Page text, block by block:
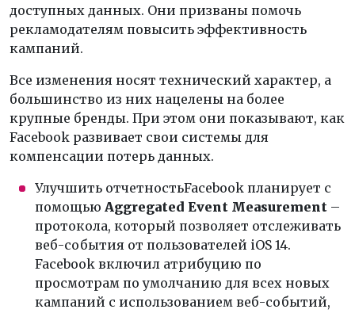
доступных данных. Они призваны помочь
рекламодателям повысить эффективность
кампаний.
Все изменения носят технический характер, а
большинство из них нацелены на более
крупные бренды. При этом они показывают, как
Facebook развивает свои системы для
компенсации потерь данных.
Улучшить отчетностьFacebook планирует с
помощью Aggregated Event Measurement –
протокола, который позволяет отслеживать
веб-события от пользователей iOS 14.
Facebook включил атрибуцию по
просмотрам по умолчанию для всех новых
кампаний с использованием веб-событий,